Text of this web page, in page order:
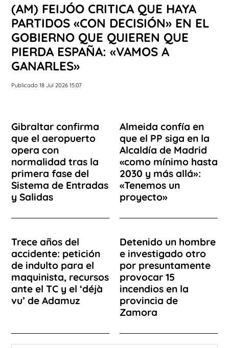
(AM) FEIJÓO CRITICA QUE HAYA
PARTIDOS «CON DECISIÓN» EN EL
GOBIERNO QUE QUIEREN QUE
PIERDA ESPAÑA: «VAMOS A
GANARLES»
Publicado 18 Jul 2026 15:07
Gibraltar confirma
que el aeropuerto
opera con
normalidad tras la
primera fase del
Sistema de Entradas
y Salidas
Almeida confía en
que el PP siga en la
Alcaldía de Madrid
«como mínimo hasta
2030 y más allá»:
«Tenemos un
proyecto»
Trece años del
accidente: petición
de indulto para el
maquinista, recursos
ante el TC y el ‘déjà
vu’ de Adamuz
Detenido un hombre
e investigado otro
por presuntamente
provocar 15
incendios en la
provincia de
Zamora